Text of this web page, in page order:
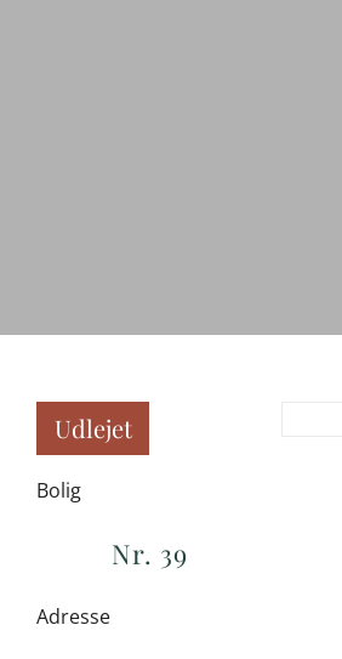
Udlejet
Bolig
Nr. 39
Adresse